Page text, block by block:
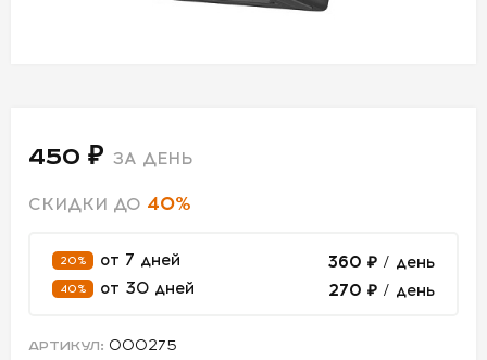
ДЛЯ
АРЕНДА
450 ₽ ЗА ДЕНЬ
СКИДКИ ДО 40%
20% от 7 дней 360 ₽ / день
40% от 30 дней 270 ₽ / день
АРТИКУЛ: 000275